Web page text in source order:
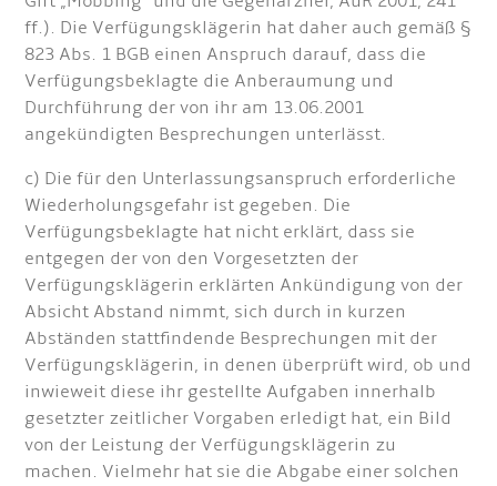
ff.). Die Verfügungsklägerin hat daher auch gemäß §
823 Abs. 1 BGB einen Anspruch darauf, dass die
Verfügungsbeklagte die Anberaumung und
Durchführung der von ihr am 13.06.2001
angekündigten Besprechungen unterlässt.
c) Die für den Unterlassungsanspruch erforderliche
Wiederholungsgefahr ist gegeben. Die
Verfügungsbeklagte hat nicht erklärt, dass sie
entgegen der von den Vorgesetzten der
Verfügungsklägerin erklärten Ankündigung von der
Absicht Abstand nimmt, sich durch in kurzen
Abständen stattfindende Besprechungen mit der
Verfügungsklägerin, in denen überprüft wird, ob und
inwieweit diese ihr gestellte Aufgaben innerhalb
gesetzter zeitlicher Vorgaben erledigt hat, ein Bild
von der Leistung der Verfügungsklägerin zu
machen. Vielmehr hat sie die Abgabe einer solchen